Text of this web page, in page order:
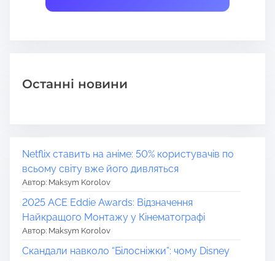
Останні новини
Netflix ставить на аніме: 50% користувачів по
всьому світу вже його дивляться
Автор: Maksym Korolov
2025 ACE Eddie Awards: Відзначення
Найкращого Монтажу у Кінематографі
Автор: Maksym Korolov
Скандали навколо “Білосніжки”: чому Disney